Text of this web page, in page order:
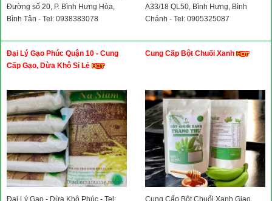
Đường số 20, P. Bình Hưng Hòa,
Bình Tân - Tel: 0938383078
A33/18 QL50, Bình Hưng, Bình
Chánh - Tel: 0905325087
Đại Lý Gạo Phúc Quận 10 - Cung
Cấp Gạo, Dừa Khô Sỉ Lẻ
Đại Lý Gạo - Dừa Khô Phúc - Tel:
Cung Cấp Bột Chuối Xanh
Cung Cấp Bột Chuối Xanh Giao